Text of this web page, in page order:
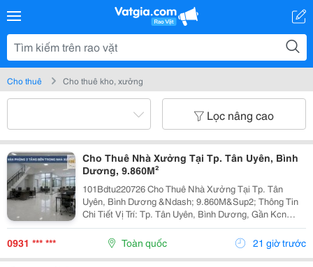
Cho thuê Cho thuê kho, xưởng
Lọc nâng cao
Cho Thuê Nhà Xưởng Tại Tp. Tân Uyên, Bình
Dương, 9.860M²
101Bdtu220726 Cho Thuê Nhà Xưởng Tại Tp. Tân
Uyên, Bình Dương &Ndash; 9.860M&Sup2; Thông Tin
Chi Tiết Vị Trí: Tp. Tân Uyên, Bình Dương, Gần Kcn
Nam Tân Uyên Mở Rộng. Tổng Diện Tích Khuôn Viên:
22.000M&Sup2; Diện Tích Sử Dụng Tổng Diện Tích
0931 *** *** Toàn quốc 21 giờ trước